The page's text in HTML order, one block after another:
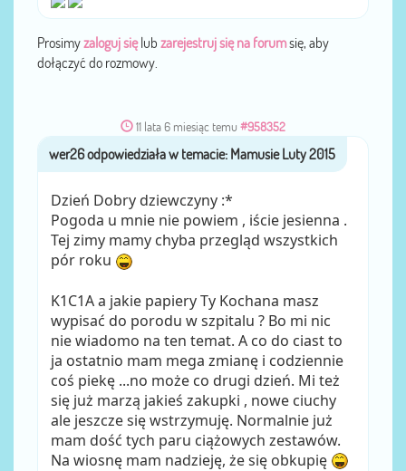
Prosimyzaloguj sięlub zarejestruj się na forumsię, aby
dołączyć do rozmowy.
11 lata 6 miesiąc temu #958352
przezwer26
Dzień Dobry dziewczyny :*
Pogoda u mnie nie powiem , iście jesienna .
Tej zimy mamy chyba przegląd wszystkich
pór roku
K1C1A a jakie papiery Ty Kochana masz
wypisać do porodu w szpitalu ? Bo mi nic
nie wiadomo na ten temat. A co do ciast to
ja ostatnio mam mega zmianę i codziennie
coś piekę ...no może co drugi dzień. Mi też
się już marzą jakieś zakupki , nowe ciuchy
ale jeszcze się wstrzymuję. Normalnie już
mam dość tych paru ciążowych zestawów.
Na wiosnę mam nadzieję, że się obkupię